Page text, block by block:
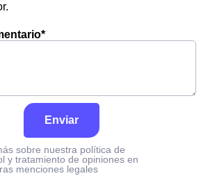
Enviar
sobre nuestra política de
y tratamiento de opiniones en
menciones legales